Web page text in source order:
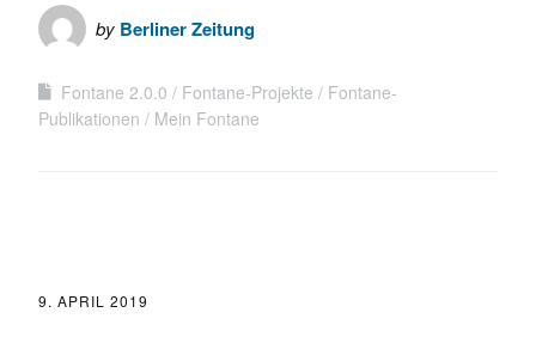
by Berliner Zeitung
Fontane 2.0.0 Fontane-Projekte
Fontane-
Publikationen
Mein Fontane
9. APRIL 2019